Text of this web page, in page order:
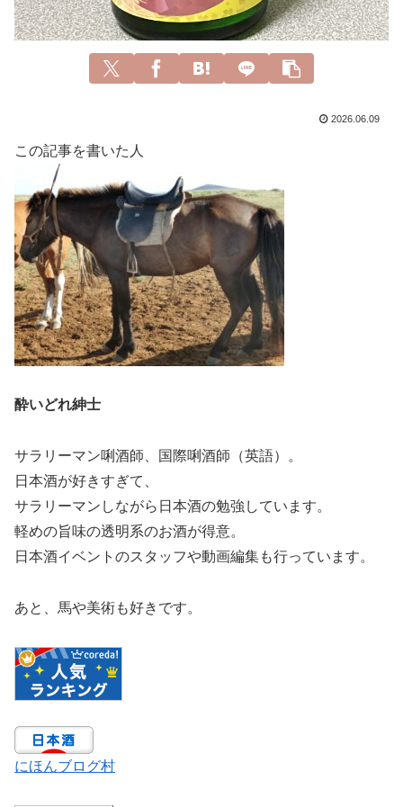
2026.06.09
この記事を書いた人
酔いどれ紳士
サラリーマン唎酒師、国際唎酒師（英語）。
日本酒が好きすぎて、
サラリーマンしながら日本酒の勉強しています。
軽めの旨味の透明系のお酒が得意。
日本酒イベントのスタッフや動画編集も行っています。
あと、馬や美術も好きです。
にほんブログ村